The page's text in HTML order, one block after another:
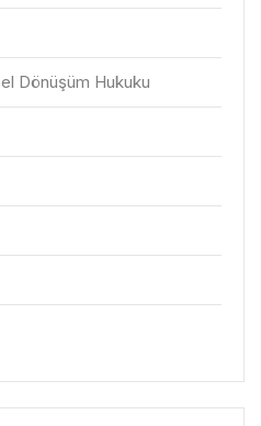
Dönüşüm Hukuku